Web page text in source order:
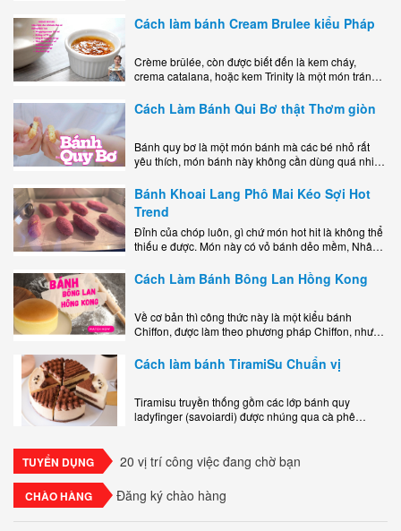
kem..
Cách làm bánh Cream Brulee kiểu Pháp
Crème brûlée, còn được biết đến là kem cháy,
crema catalana, hoặc kem Trinity là một món tráng
lớp..
Cách Làm Bánh Qui Bơ thật Thơm giòn
Bánh quy bơ là một món bánh mà các bé nhỏ rất
yêu thích, món bánh này không cần dùng quá nhiều
Bánh Khoai Lang Phô Mai Kéo Sợi Hot
Trend
Đỉnh của chóp luôn, gì chứ món hot hit là không thể
thiếu e được. Món này có vỏ bánh dẻo mềm, Nhân
Cách Làm Bánh Bông Lan Hồng Kong
Về cơ bản thì công thức này là một kiểu bánh
Chiffon, được làm theo phương pháp Chiffon, nhưng
ngon, làm..
Cách làm bánh TiramiSu Chuẩn vị
Tiramisu truyền thống gồm các lớp bánh quy
ladyfinger (savoiardi) được nhúng qua cà phê
TUYỂN DỤNG 20 vị trí công việc đang chờ bạn
CHÀO HÀNG Đăng ký chào hàng